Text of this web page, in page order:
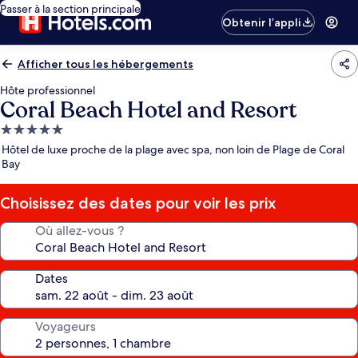
Passer à la section principale
Obtenir l’appli
Afficher tous les hébergements
Hôte professionnel
Coral Beach Hotel and Resort
Hébergement
5.0 étoiles
Hôtel de luxe proche de la plage avec spa, non loin de Plage de Coral
Bay
Choisissez des dates pour voir les prix
Où allez-vous ?
Dates
Voyageurs